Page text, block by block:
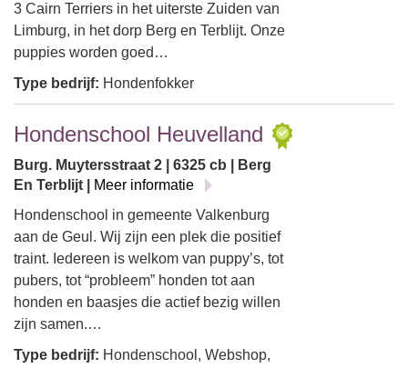
3 Cairn Terriers in het uiterste Zuiden van
Limburg, in het dorp Berg en Terblijt. Onze
puppies worden goed…
Type bedrijf: Hondenfokker
Hondenschool Heuvelland
Burg. Muytersstraat 2 | 6325 cb | Berg
En Terblijt |
Meer informatie
Hondenschool in gemeente Valkenburg
aan de Geul. Wij zijn een plek die positief
traint. Iedereen is welkom van puppy’s, tot
pubers, tot “probleem” honden tot aan
honden en baasjes die actief bezig willen
zijn samen.…
Type bedrijf: Hondenschool, Webshop,